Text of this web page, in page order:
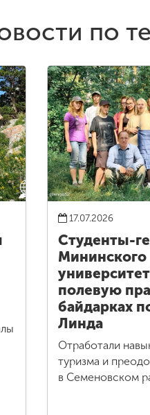
по
17.07.2026
Студенты-
Мининского
полевую
байдарках
Линда
Отработали
туризма и
в Семеновском